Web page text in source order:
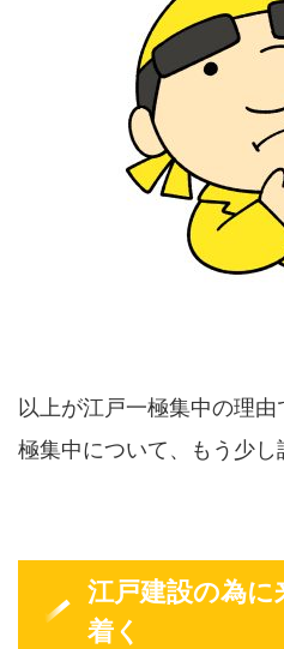
以上が江戸一極集中の理
極集中について、もう少し
江戸建設の為に
着く